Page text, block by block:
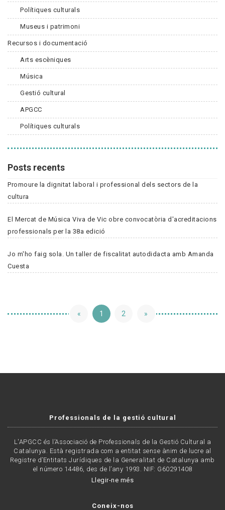
Polítiques culturals
Museus i patrimoni
Recursos i documentació
Arts escèniques
Música
Gestió cultural
APGCC
Polítiques culturals
Posts recents
Promoure la dignitat laboral i professional dels sectors de la
cultura
El Mercat de Música Viva de Vic obre convocatòria d'acreditacions
professionals per la 38a edició
Jo m'ho faig sola. Un taller de fiscalitat autodidacta amb Amanda
Cuesta
« 1 2 »
Professionals de la gestió cultural
L'APGCC és l’Associació de Professionals de la Gestió Cultural a
Catalunya. Està registrada com a entitat sense ànim de lucre al
Registre d’Entitats Jurídiques de la Generalitat de Catalunya amb
el número 14486, des de l’any 1993. NIF: G60291408
Llegir-ne més
Coneix-nos